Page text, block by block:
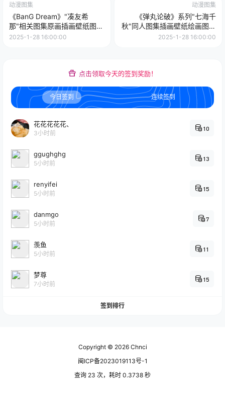
动漫图集
《BanG Dream》"凑友希
那"相关图集原画插画壁纸图片
素材图包美术资料
2025-1-28 16:00:00
动漫图集
《弹丸论破》系列"七海千
秋"同人图集插画壁纸绘画图片
素材
2025-1-28 16:00:00
点击领取今天的签到奖励！
今日签到 连续签到
花花花花花、
3小时前
10
ggughghg
5小时前
13
renyifei
5小时前
15
danmgo
5小时前
7
羡鱼
5小时前
11
梦尊
7小时前
15
签到排行
Copyright © 2026Chnci
闽ICP备2023019113号-1
查询 23 次，耗时 0.3738 秒